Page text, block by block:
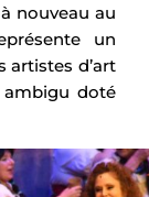
nouveau au
un
artistes d’art
ambigu doté